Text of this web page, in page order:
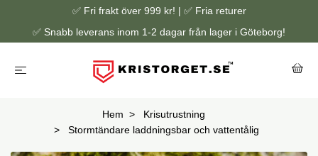
✅ Fri frakt över 999 kr! | ✅ Fria returer
✅ Snabb leverans inom 1-2 dagar från lager i Göteborg!
Hem
Krisutrustning
Stormtändare laddningsbar och vattentålig